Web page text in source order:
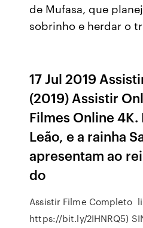
de Mufasa, que
sobrinho e herdar o
17 Jul 2019
(2019) Assistir
Filmes Online 4K.
Leão, e a rainha
apresentam ao
do
Assistir Filme Completo
https://bit.ly/2IHNRQ5)